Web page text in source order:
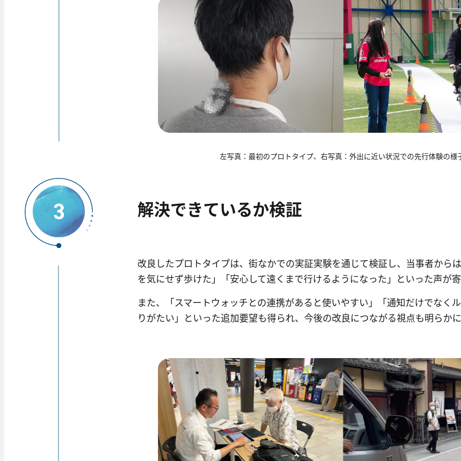
左写真：最初のプロトタイプ、右写真：外出に近い状況での先行体験の様
解決できているか検証​​
改良したプロトタイプは、街なかでの実証実験を通じて検証し、当事者から
を気にせず歩けた」「安心して遠くまで行けるようになった」といった声が
また、「スマートウォッチとの連携があると使いやすい」「通知だけでなく
りがたい」といった追加要望も得られ、今後の改良につながる視点も明らか